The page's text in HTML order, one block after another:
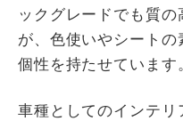
ックグレードでも質
が、色使いやシート
個性を持たせています
車種としてのインテリ